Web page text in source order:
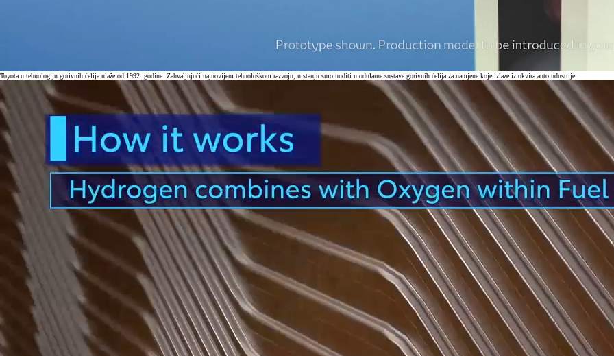
Toyota u tehnologiju gorivnih ćelija ulaže od 1992. godine. Zahvaljujući najnovijem tehnološkom razvoju, u stanju smo nuditi modularne sustave gorivnih ćelija za namjene koje izlaze iz okvira autoindustrije.